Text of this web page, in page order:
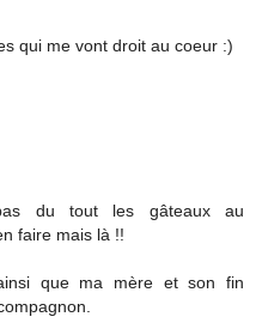
qui me vont droit au coeur :)
du tout les gâteaux au
faire mais là !!
que ma mère et son fin